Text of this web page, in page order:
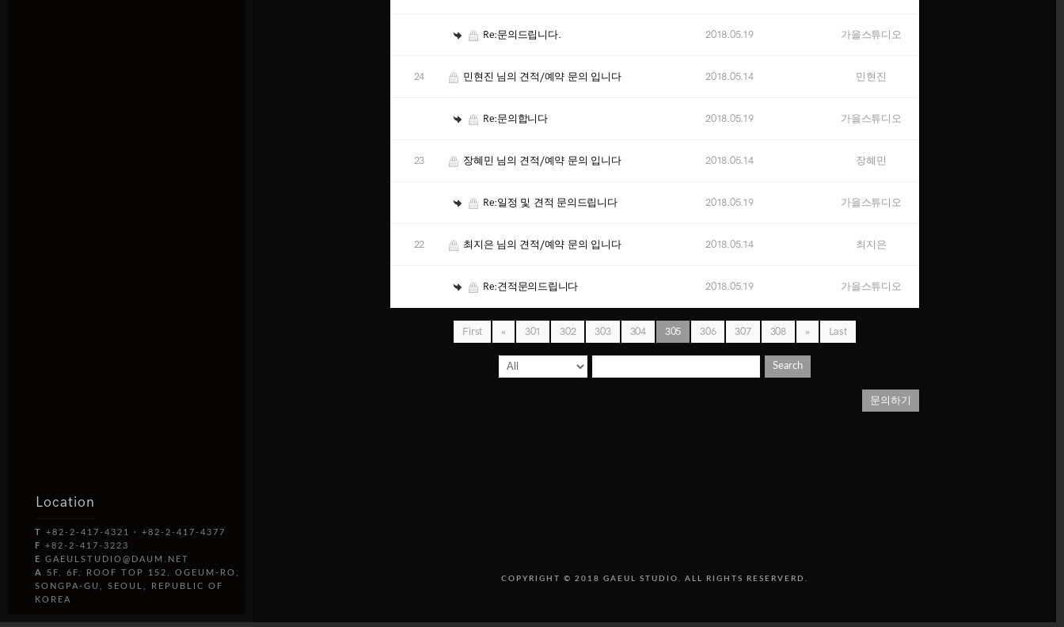
Location
T
+82-2-417-4321 · +82-2-417-4377
F
+82-2-417-3223
E
GAEULSTUDIO@DAUM.NET
A
5F, 6F, ROOF TOP 152, OGEUM-RO,
SONGPA-GU, SEOUL, REPUBLIC OF
KOREA
Re:문의드립니다. 2018.05.19 가을스튜디오
24 민현진 님의 견적/예약 문의 입니다 2018.05.14 민현진
Re:문의합니다 2018.05.19 가을스튜디오
23 장혜민 님의 견적/예약 문의 입니다 2018.05.14 장혜민
Re:일정 및 견적 문의드립니다 2018.05.19 가을스튜디오
22 최지은 님의 견적/예약 문의 입니다 2018.05.14 최지은
Re:견적문의드립니다 2018.05.19 가을스튜디오
First « 301 302 303 304 305 306 307 308 » Last
Search
문의하기
COPYRIGHT © 2018 GAEUL STUDIO. ALL RIGHTS RESERVERD.
DECEMBER
잔여타임 상담하기